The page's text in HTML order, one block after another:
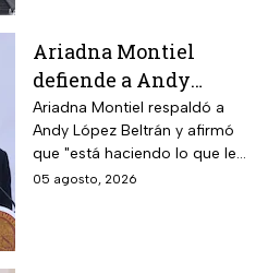
Ariadna Montiel
defiende a Andy
López Beltrán por
actos anticipados de
campaña
Ariadna Montiel respaldó a
Andy López Beltrán y afirmó
que "está haciendo lo que le
toca", pese a las críticas por
05 agosto, 2026